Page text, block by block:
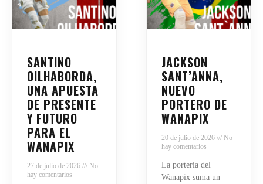
SANTINO
OILHABORDA,
UNA APUESTA
DE PRESENTE
Y FUTURO
PARA EL
WANAPIX
27 de julio de 2026
No
hay comentarios
JACKSON
SANT’ANNA,
NUEVO
PORTERO DE
WANAPIX
20 de julio de 2026
No
hay comentarios
La portería del
Wanapix suma un